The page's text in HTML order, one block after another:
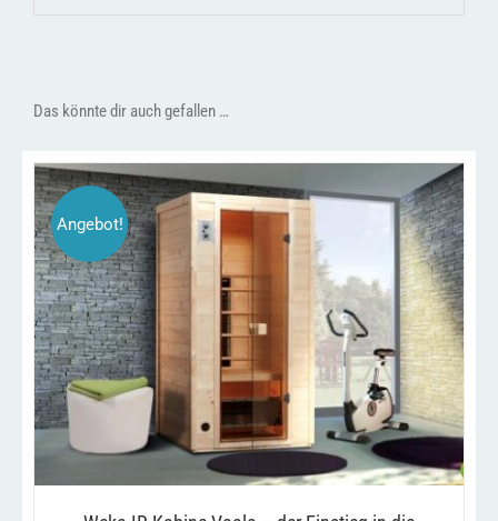
Das könnte dir auch gefallen …
Angebot!
AUSFÜHRUNG WÄHLEN
DIESES
PRODUKT
WEIST
MEHRERE
VARIANTEN
AUF.
DIE
OPTIONEN
KÖNNEN
DETAILS